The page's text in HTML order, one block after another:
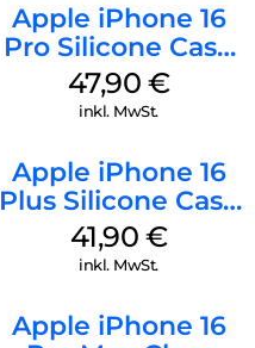
Apple iPhone 16
Pro Silicone Case
MagSafe Denim
47,90 €
inkl. MwSt.
Apple iPhone 16
Plus Silicone Case
MagSafe Stone
Gray
41,90 €
inkl. MwSt.
Apple iPhone 16